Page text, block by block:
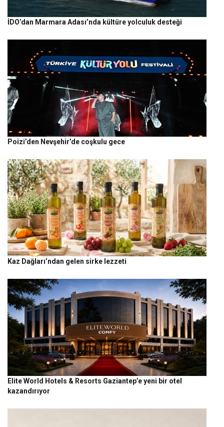
İDO’dan Marmara Adası’nda kültüre yolculuk desteği
Poizi’den Nevşehir’de coşkulu gece
Kaz Dağları’ndan gelen sirke lezzeti
Elite World Hotels & Resorts Gaziantep’e yeni bir otel
kazandırıyor